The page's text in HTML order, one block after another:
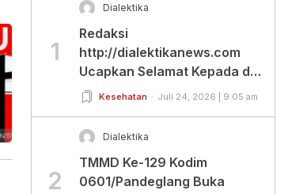
1
Dialektika
Redaksi
http://dialektikanews.com
Ucapkan Selamat Kepada dr.
Cut Budiarti Atas Jabatan
Pandeglang
Kesehatan Juli 24, 2026 | 9:05 am
2
Dialektika
TMMD Ke-129 Kodim
0601/Pandeglang Buka